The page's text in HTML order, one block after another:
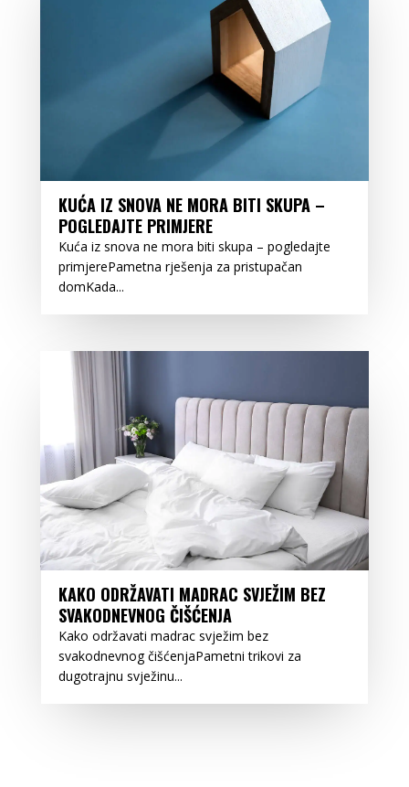
KUĆA IZ SNOVA NE MORA BITI SKUPA –
POGLEDAJTE PRIMJERE
Kuća iz snova ne mora biti skupa – pogledajte
primjerePametna rješenja za pristupačan
domKada...
KAKO ODRŽAVATI MADRAC SVJEŽIM BEZ
SVAKODNEVNOG ČIŠĆENJA
Kako održavati madrac svježim bez
svakodnevnog čišćenjaPametni trikovi za
dugotrajnu svježinu...